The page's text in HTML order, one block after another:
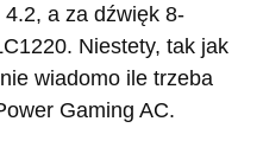
a za dźwięk 8-
Niestety, tak jak
wiadomo ile trzeba
Gaming AC.